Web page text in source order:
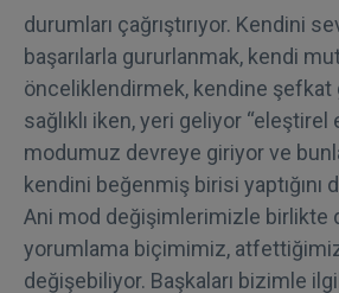
durumları çağrıştırıyor. Kendini
başarılarla gururlanmak, kendi
önceliklendirmek, kendine
sağlıklı iken, yeri geliyor “eleştirel
modumuz devreye giriyor ve
kendini beğenmiş birisi yaptığını
Ani mod değişimlerimizle birlikte
yorumlama biçimimiz,
değişebiliyor. Başkaları bizimle